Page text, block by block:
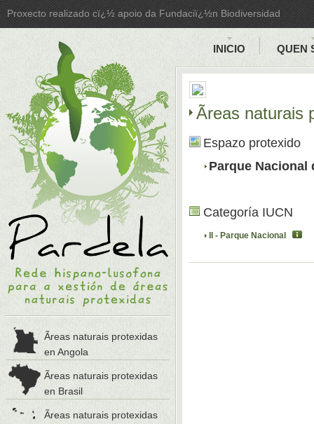
Proxecto realizado cï¿½ apoio da Fundaciï¿½n Biodiversidad
Ãreas naturais protexidas
en Angola
Ãreas naturais protexidas
en Brasil
Ãreas naturais protexidas
INICIO QUEN
Ãreas
Espazo protexido
Parque Nacional
Categoría IUCN
II - Parque Nacional